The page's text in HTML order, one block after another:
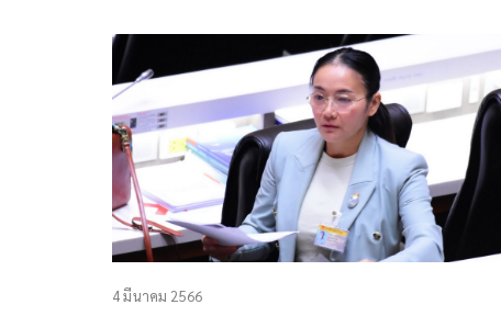
4 มีนาคม 2566